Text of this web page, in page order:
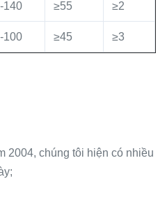
140 ≥55 ≥2
100 ≥45 ≥3
2004, chúng tôi hiện có nhiều